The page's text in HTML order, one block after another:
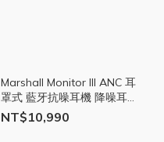
Marshall Monitor III ANC 耳
罩式 藍牙抗噪耳機 降噪耳機
耳罩耳機 藍芽耳機 MAS017
NT$10,990